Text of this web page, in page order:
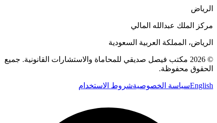
الرياض
مركز الملك عبدالله المالي
الرياض، المملكة العربية السعودية
©
2026 مكتب فيصل صديقي للمحاماة والاستشارات القانونية. جميع
الحقوق محفوظة.
Englishسياسة الخصوصيةشروط الاستخدام